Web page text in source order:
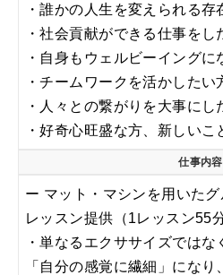
・誰かの人生を変えられる存
・社会貢献ができる仕事をし
・自身もウェルビーイング
・チームワークを活かしたい
・人々との繋がりを大事にし
・好奇心旺盛な方、新しい
仕事内容
ー マット・マシンを用いた
レッスン提供（1レッスン55分
・単なるエクササイズではな
「自分の感覚に繊細」にな